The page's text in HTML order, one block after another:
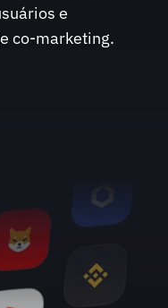
e
co-marketing.